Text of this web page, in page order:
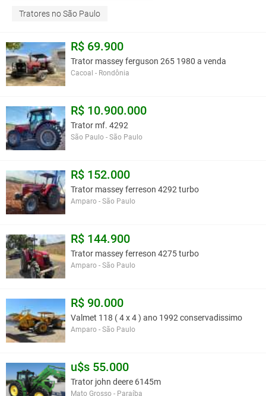
Tratores no São Paulo
R$ 69.900
Trator massey ferguson 265 1980 a venda
Cacoal - Rondônia
R$ 10.900.000
Trator mf. 4292
São Paulo - São Paulo
R$ 152.000
Trator massey ferreson 4292 turbo
Amparo - São Paulo
R$ 144.900
Trator massey ferreson 4275 turbo
Amparo - São Paulo
R$ 90.000
Valmet 118 ( 4 x 4 ) ano 1992 conservadissimo
Amparo - São Paulo
u$s 55.000
Trator john deere 6145m
Mato Grosso - Paraíba